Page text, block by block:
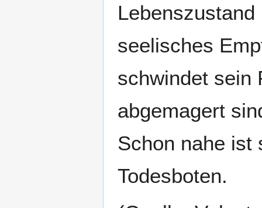
seelisches
schwindet sein
abgemagert
Schon nahe ist
Todesboten.